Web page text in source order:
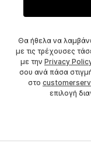
Θα ήθελα να
με τις τρέχουσες
με την Privacy
σου ανά πάσα
στο
επιλογή